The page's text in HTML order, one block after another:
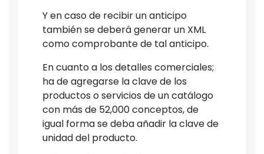
Y en caso de recibir un anticipo
también se deberá generar un XML
como comprobante de tal anticipo.
En cuanto a los detalles comerciales;
ha de agregarse la clave de los
productos o servicios de un catálogo
con más de 52,000 conceptos, de
igual forma se deba añadir la clave de
unidad del producto.